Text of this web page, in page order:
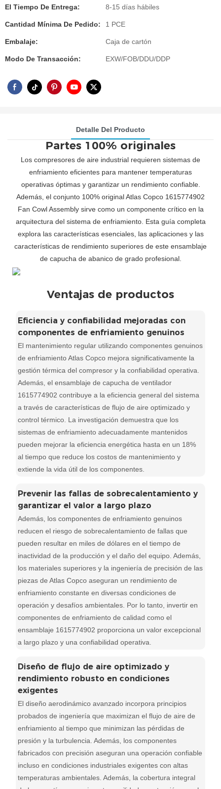
El Tiempo De Entrega: 8-15 días hábiles
Cantidad Mínima De Pedido: 1 PCE
Embalaje: Caja de cartón
Modo De Transacción: EXW/FOB/DDU/DDP
Detalle Del Producto
Partes 100% originales
Los compresores de aire industrial requieren sistemas de
enfriamiento eficientes para mantener temperaturas
operativas óptimas y garantizar un rendimiento confiable.
Además, el conjunto 100% original Atlas Copco 1615774902
Fan Cowl Assembly sirve como un componente crítico en la
arquitectura del sistema de enfriamiento. Esta guía completa
explora las características esenciales, las aplicaciones y las
características de rendimiento superiores de este ensamblaje
de capucha de abanico de grado profesional.
Ventajas de productos
Eficiencia y confiabilidad mejoradas con
componentes de enfriamiento genuinos
El mantenimiento regular utilizando componentes genuinos
de enfriamiento Atlas Copco mejora significativamente la
gestión térmica del compresor y la confiabilidad operativa.
Además, el ensamblaje de capucha de ventilador
1615774902 contribuye a la eficiencia general del sistema
a través de características de flujo de aire optimizado y
control térmico. La investigación demuestra que los
sistemas de enfriamiento adecuadamente mantenidos
pueden mejorar la eficiencia energética hasta en un 18%
al tiempo que reduce los costos de mantenimiento y
extiende la vida útil de los componentes.
Prevenir las fallas de sobrecalentamiento y
garantizar el valor a largo plazo
Además, los componentes de enfriamiento genuinos
reducen el riesgo de sobrecalentamiento de fallas que
pueden resultar en miles de dólares en el tiempo de
inactividad de la producción y el daño del equipo. Además,
los materiales superiores y la ingeniería de precisión de las
piezas de Atlas Copco aseguran un rendimiento de
enfriamiento constante en diversas condiciones de
operación y desafíos ambientales. Por lo tanto, invertir en
componentes de enfriamiento de calidad como el
ensamblaje 1615774902 proporciona un valor excepcional
a largo plazo y una confiabilidad operativa.
Diseño de flujo de aire optimizado y
rendimiento robusto en condiciones
exigentes
El diseño aerodinámico avanzado incorpora principios
probados de ingeniería que maximizan el flujo de aire de
enfriamiento al tiempo que minimizan las pérdidas de
presión y la turbulencia. Además, los componentes
fabricados con precisión aseguran una operación confiable
incluso en condiciones industriales exigentes con altas
temperaturas ambientales. Además, la cobertura integral